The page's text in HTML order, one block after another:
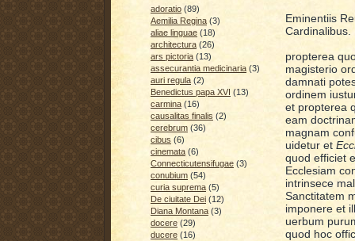
adoratio (89)
Aemilia Regina (3)
aliae linguae (18)
architectura (26)
ars pictoria (13)
assecurantia medicinaria (3)
auri regula (2)
Benedictus papa XVI (13)
carmina (16)
causalitas finalis (2)
cerebrum (36)
cibus (6)
cinemata (6)
Connecticutensifugae (3)
conubium (54)
curia suprema (5)
De ciuitate Dei (12)
Diana Montana (3)
docere (29)
ducere (16)
Eminentiis
Cardinalibus.
propterea
magisterio
damnati
ordinem
et propterea
eam
magnam
uidetur et
quod efficiet
Ecclesiam
intrinsece
Sanctitatem
imponere et
uerbum
quod hoc